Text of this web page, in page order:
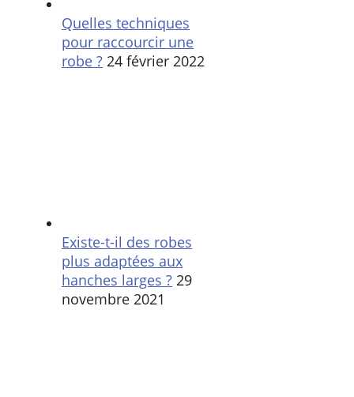
Quelles techniques
pour raccourcir une
robe ? 24 février 2022
Existe-t-il des robes
plus adaptées aux
hanches larges ? 29
novembre 2021